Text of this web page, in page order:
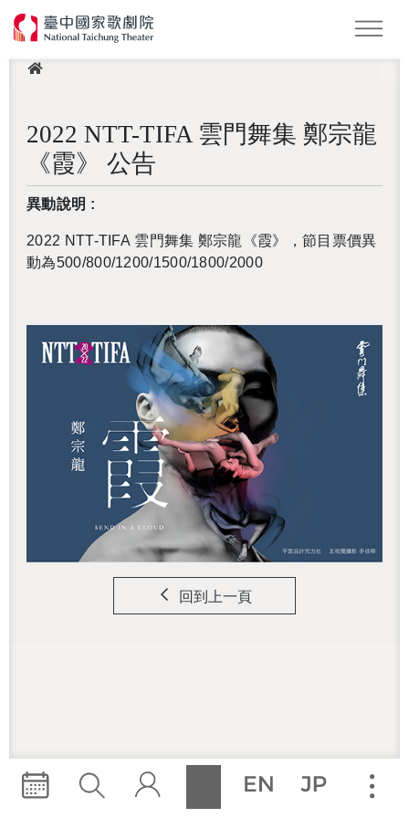
2022 NTT-TIFA 雲門舞集 鄭宗龍
《霞》 公告
異動說明 :
2022 NTT-TIFA 雲門舞集 鄭宗龍《霞》，節目票價異
動為500/800/1200/1500/1800/2000
回到上一頁
此頁面受 Google reCAPTCHA 保護，以確認您不是機器人。
This site is protected by reCAPTCHA and the Google
PolicyandTerms of Serviceapply.
LOGIN 登入會員
還沒加入會員